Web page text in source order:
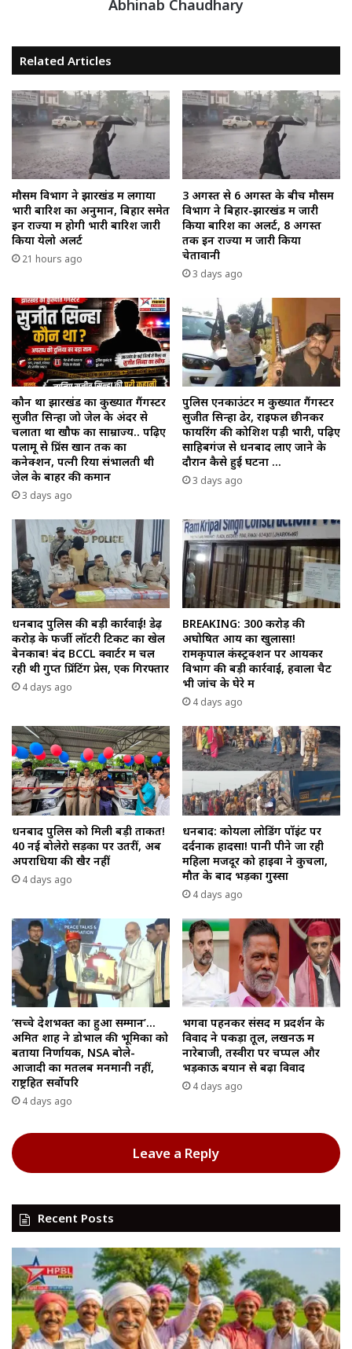
Abhinab Chaudhary
Related Articles
मौसम विभाग ने झारखंड में लगाया
भारी बारिश का अनुमान, बिहार समेत
इन राज्यों में होगी भारी बारिश जारी
किया येलो अलर्ट
21 hours ago
3 अगस्त से 6 अगस्त के बीच मौसम
विभाग ने बिहार-झारखंड में जारी
किया बारिश का अलर्ट, 8 अगस्त
तक इन राज्यों में जारी किया
चेतावानी
3 days ago
कौन था झारखंड का कुख्यात गैंगस्टर
सुजीत सिन्हा जो जेल के अंदर से
चलाता था खौफ का साम्राज्य.. पढ़िए
पलामू से प्रिंस खान तक का
कनेक्शन, पत्नी रिया संभालती थी
जेल के बाहर की कमान
3 days ago
पुलिस एनकाउंटर में कुख्यात गैंगस्टर
सुजीत सिन्हा ढेर, राइफल छीनकर
फायरिंग की कोशिश पड़ी भारी, पढ़िए
साहिबगंज से धनबाद लाए जाने के
दौरान कैसे हुई घटना …
3 days ago
धनबाद पुलिस की बड़ी कार्रवाई! डेढ़
करोड़ के फर्जी लॉटरी टिकट का खेल
बेनकाब! बंद BCCL क्वार्टर में चल
रही थी गुप्त प्रिंटिंग प्रेस, एक गिरफ्तार
4 days ago
BREAKING: 300 करोड़ की
अघोषित आय का खुलासा!
रामकृपाल कंस्ट्रक्शन पर आयकर
विभाग की बड़ी कार्रवाई, हवाला चैट
भी जांच के घेरे में
4 days ago
धनबाद पुलिस को मिली बड़ी ताकत!
40 नई बोलेरो सड़कों पर उतरीं, अब
अपराधियों की खैर नहीं
4 days ago
धनबाद: कोयला लोडिंग पॉइंट पर
दर्दनाक हादसा! पानी पीने जा रही
महिला मजदूर को हाइवा ने कुचला,
मौत के बाद भड़का गुस्सा
4 days ago
‘सच्चे देशभक्त का हुआ सम्मान’…
अमित शाह ने डोभाल की भूमिका को
बताया निर्णायक, NSA बोले-
आजादी का मतलब मनमानी नहीं,
राष्ट्रहित सर्वोपरि
4 days ago
भगवा पहनकर संसद में प्रदर्शन के
विवाद ने पकड़ा तूल, लखनऊ में
नारेबाजी, तस्वीरों पर चप्पलें और
भड़काऊ बयान से बढ़ा विवाद
4 days ago
Leave a Reply
Recent Posts